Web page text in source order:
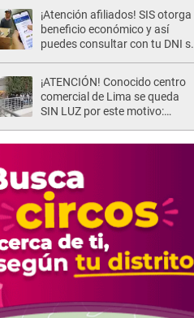
¡Atención afiliados! SIS otorga
beneficio económico y así
puedes consultar con tu DNI si
¡ATENCIÓN! Conocido centro
comercial de Lima se queda
SIN LUZ por este motivo: